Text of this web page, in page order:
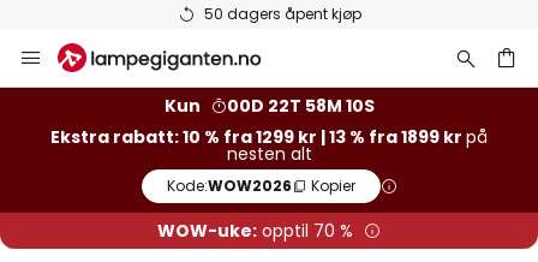
Varer på lager sendes raskt
Hopp
til
Kun
00D 22T 58M 09S
Ekstra rabatt: 10 % fra 1299 kr | 13 % fra 1899 kr på
nesten alt
Kode:WOW2026 Kopier
WOW-uke: opptil 70 %